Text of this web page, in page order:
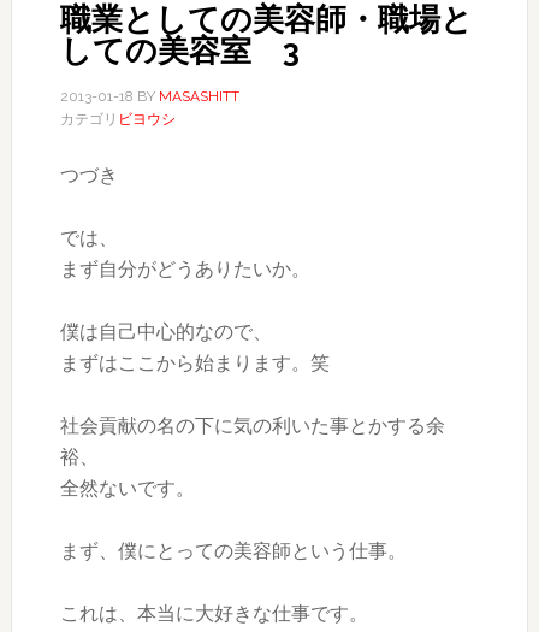
職業としての美容師・職場と
しての美容室 3
2013-01-18 BY MASASHITT
カテゴリ ビヨウシ
つづき
では、
まず自分がどうありたいか。
僕は自己中心的なので、
まずはここから始まります。笑
社会貢献の名の下に気の利いた事とかする余
裕、
全然ないです。
まず、僕にとっての美容師という仕事。
これは、本当に大好きな仕事です。